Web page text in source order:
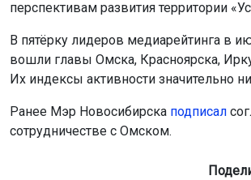
перспективам развития территории
В пятёрку лидеров медиарейтинга в
вошли главы Омска, Красноярска,
Их индексы активности значительно
Ранее Мэр Новосибирска подписал
сотрудничестве с Омском.